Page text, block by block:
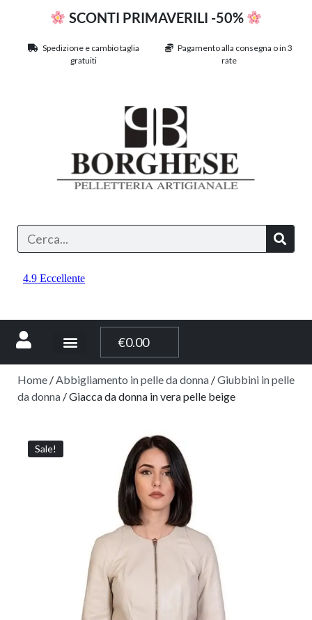
SCONTI PRIMAVERILI -50%
Spedizione e cambio taglia
gratuiti
Pagamento alla consegna o in 3
rate
€0.00
Home /Abbigliamento in pelle da donna /Giubbini in pelle
da donna / Giacca da donna in vera pelle beige
Sale!